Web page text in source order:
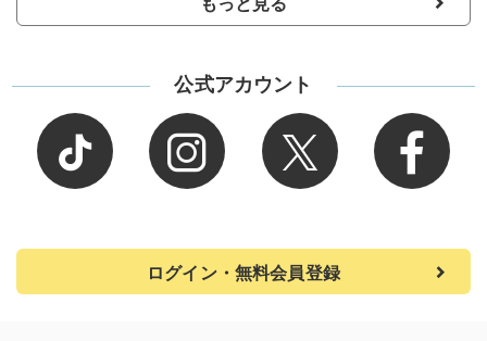
公式アカウント
ログイン・無料会員登録